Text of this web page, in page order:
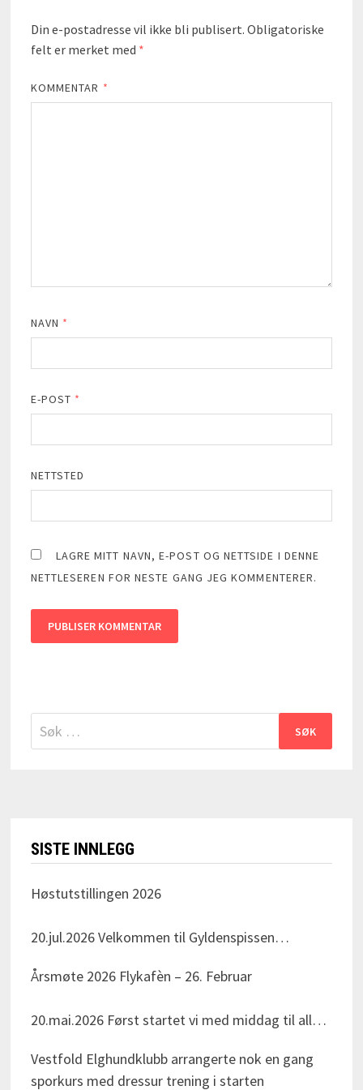
Din e-postadresse vil ikke bli publisert. Obligatoriske
felt er merket med *
KOMMENTAR *
NAVN *
E-POST *
NETTSTED
LAGRE MITT NAVN, E-POST OG NETTSIDE I DENNE
NETTLESEREN FOR NESTE GANG JEG KOMMENTERER.
Søk
etter:
SISTE INNLEGG
Høstutstillingen 2026
20.jul.2026Velkommen til Gyldenspissen
Arrangeret av Vestfold Elghundklubb Dommer for
Krokenveien 1, 3275 Svarstad Alle elghundraser
via NKK sine sider. Vi tar forbehold om
Årsmøte 2026 Flykafèn – 26. Februar
20.mai.2026 Først startet vi med middag til alle
ble gått gjennomi tur og orden.
Klubbkontingenten ble uendret på 350 kr.
Vestfold Elghundklubb arrangerte nok en gang
sporkurs med dressur trening i starten